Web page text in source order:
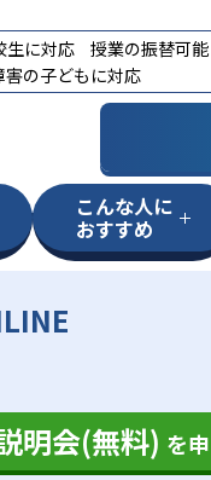
生に対応 授業の振替可能
害の子どもに対応
こんな人に
おすすめ
明会(無料) を